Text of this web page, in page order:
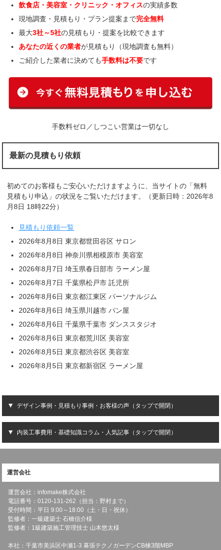
飲食店・美容室・クリニック・オフィスの実績多数
現地調査・見積もり・プラン提案まで完全無料
最大3社～5社の見積もり・提案を比較できます
あなたの近くの業者が見積もり（現地調査も無料）
ご紹介した業者に決めても手数料は不要です
手数料ゼロ／しつこい営業は一切なし
最新の見積もり依頼
初めてのお客様もご安心いただけますように、当サイトの「無料
見積もり申込」の状況をご覧いただけます。（更新日時：2026年8
月8日 18時22分）
見積もり依頼一覧
2026年8月8日 東京都世田谷区 サロン
2026年8月8日 神奈川県相模原市 美容室
2026年8月7日 埼玉県春日部市 ラーメン屋
2026年8月7日 千葉県松戸市 託児所
2026年8月6日 東京都江東区 パーソナルジム
2026年8月6日 埼玉県川越市 パン屋
2026年8月6日 千葉県千葉市 ダンススタジオ
2026年8月6日 東京都荒川区 美容室
2026年8月5日 東京都渋谷区 美容室
2026年8月5日 東京都新宿区 ラーメン屋
デザイン事例・見積もり事例・お客様の声（タップで開閉）
内装工事費用・基礎知識コラム・人気記事（タップで開閉）
運営会社
運営会社：infomake株式会社
電話番号：0120-131-262（担当：野村まで）
受付時間：平日 9:00～18:00（土・日・祝休）
監修者：一級建築士 石橋信介様
監修者：1級建築施工管理技士 山本悠太様
本社：千葉市美浜区中瀬1-3 幕張テクノガーデンCB棟3階MBP